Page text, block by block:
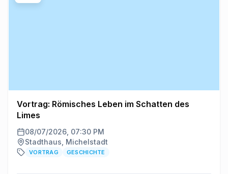
Vortrag: Römisches Leben im Schatten des
Limes
08/07/2026, 07:30 PM
Stadthaus, Michelstadt
VORTRAG GESCHICHTE